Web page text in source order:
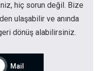
hiç sorun değil. Bize
ulaşabilir ve anında
dönüş alabilirsiniz.
Mail